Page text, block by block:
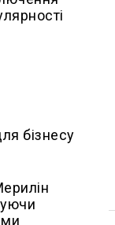
бізнесу